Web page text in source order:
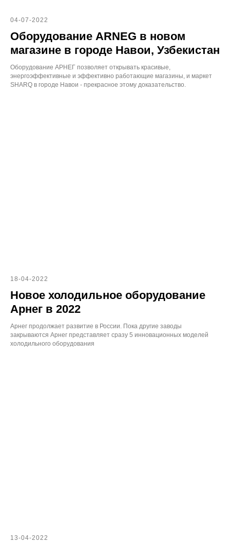
04-07-2022
Оборудование ARNEG в новом
магазине в городе Навои, Узбекистан
Оборудование АРНЕГ позволяет открывать красивые,
энергоэффективные и эффективно работающие магазины, и маркет
SHARQ в городе Навои - прекрасное этому доказательство.
18-04-2022
Новое холодильное оборудование
Арнег в 2022
Арнег продолжает развитие в России. Пока другие заводы
закрываются Арнег представляет сразу 5 инновационных моделей
холодильного оборудования
13-04-2022